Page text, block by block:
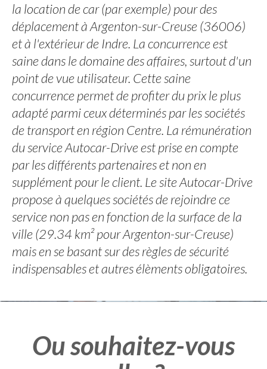
la location de car (par exemple) pour des
déplacement à Argenton-sur-Creuse (36006)
et à l'extérieur de Indre. La concurrence est
saine dans le domaine des affaires, surtout d'un
point de vue utilisateur. Cette saine
concurrence permet de profiter du prix le plus
adapté parmi ceux déterminés par les sociétés
de transport en région Centre. La rémunération
du service Autocar-Drive est prise en compte
par les différents partenaires et non en
supplément pour le client. Le site Autocar-Drive
propose à quelques sociétés de rejoindre ce
service non pas en fonction de la surface de la
ville (29.34 km² pour Argenton-sur-Creuse)
mais en se basant sur des règles de sécurité
indispensables et autres élèments obligatoires.
Ou souhaitez-vous